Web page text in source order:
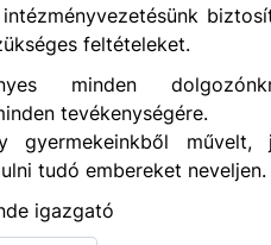
feltételeket.
minden
tevékenységére.
gyermekeinkből művelt,
tudó embereket neveljen.
igazgató